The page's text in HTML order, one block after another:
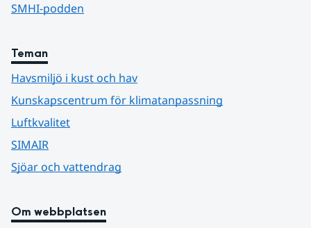
SMHI-podden
Teman
Havsmiljö i kust och hav
Kunskapscentrum för klimatanpassning
Luftkvalitet
SIMAIR
Sjöar och vattendrag
Om webbplatsen